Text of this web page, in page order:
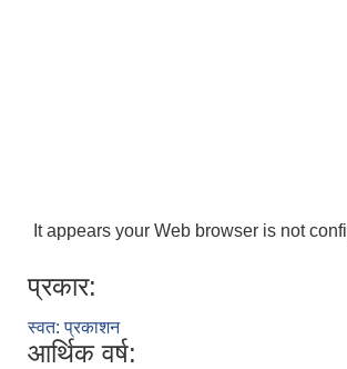
It appears your Web browser is not
प्रकार:
स्वत: प्रकाशन
आर्थिक वर्ष: